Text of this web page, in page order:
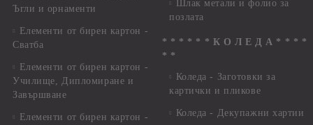
Ъгли и орнаменти
Елементи от бирен картон -
Сватба
Елементи от бирен картон -
Училище, Дипломиране и
Завършване
Елементи от бирен картон -
Шлак метали и фолио за
позлата
* * * * * * К О Л Е Д А * * * *
* *
Коледа - Заготовки за
картички и пликове
Коледа - Декупажни хартии